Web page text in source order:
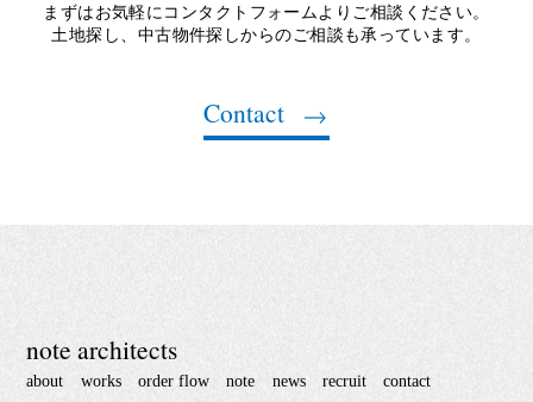
まずはお気軽にコンタクトフォームよりご相談ください。
土地探し、中古物件探しからのご相談も承っています。
Contact
note architects
about works order flow note news recruit contact